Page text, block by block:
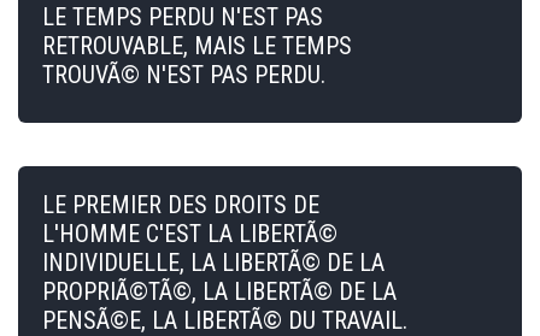
LE TEMPS PERDU N'EST PAS
RETROUVABLE, MAIS LE TEMPS
TROUVÃ© N'EST PAS PERDU.
LE PREMIER DES DROITS DE
L'HOMME C'EST LA LIBERTÃ©
INDIVIDUELLE, LA LIBERTÃ© DE LA
PROPRIÃ©TÃ©, LA LIBERTÃ© DE LA
PENSÃ©E, LA LIBERTÃ© DU TRAVAIL.